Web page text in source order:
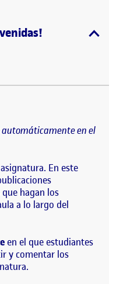
automáticamente en el
En este
hagan los
a lo largo del
en el que estudiantes
y comentar los